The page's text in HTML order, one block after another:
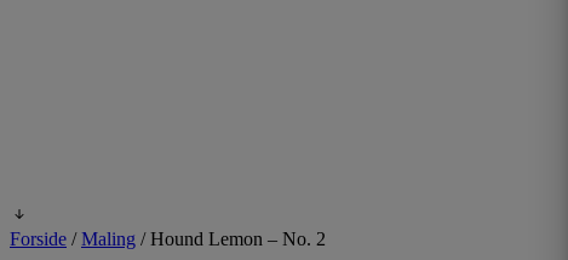
Forside /Maling /Hound Lemon – No. 2